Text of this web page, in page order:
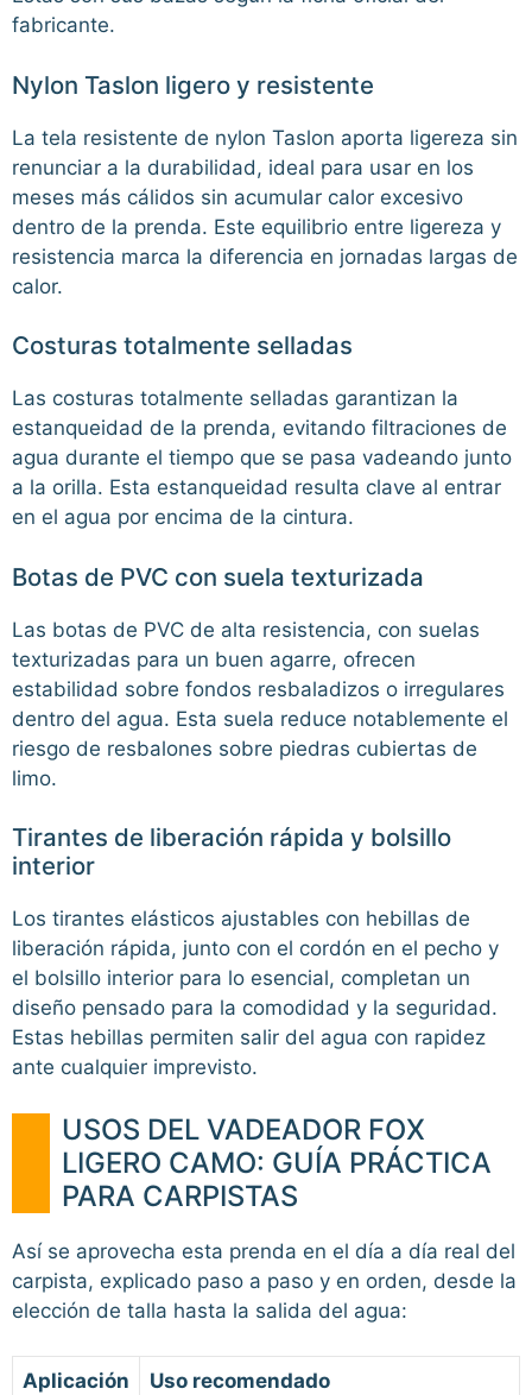
fabricante.
Nylon Taslon ligero y resistente
La tela resistente de nylon Taslon aporta ligereza sin
renunciar a la durabilidad, ideal para usar en los
meses más cálidos sin acumular calor excesivo
dentro de la prenda. Este equilibrio entre ligereza y
resistencia marca la diferencia en jornadas largas de
calor.
Costuras totalmente selladas
Las costuras totalmente selladas garantizan la
estanqueidad de la prenda, evitando filtraciones de
agua durante el tiempo que se pasa vadeando junto
a la orilla. Esta estanqueidad resulta clave al entrar
en el agua por encima de la cintura.
Botas de PVC con suela texturizada
Las botas de PVC de alta resistencia, con suelas
texturizadas para un buen agarre, ofrecen
estabilidad sobre fondos resbaladizos o irregulares
dentro del agua. Esta suela reduce notablemente el
riesgo de resbalones sobre piedras cubiertas de
limo.
Tirantes de liberación rápida y bolsillo
interior
Los tirantes elásticos ajustables con hebillas de
liberación rápida, junto con el cordón en el pecho y
el bolsillo interior para lo esencial, completan un
diseño pensado para la comodidad y la seguridad.
Estas hebillas permiten salir del agua con rapidez
ante cualquier imprevisto.
USOS DEL VADEADOR FOX
LIGERO CAMO: GUÍA PRÁCTICA
PARA CARPISTAS
Así se aprovecha esta prenda en el día a día real del
carpista, explicado paso a paso y en orden, desde la
elección de talla hasta la salida del agua:
Aplicación Uso recomendado